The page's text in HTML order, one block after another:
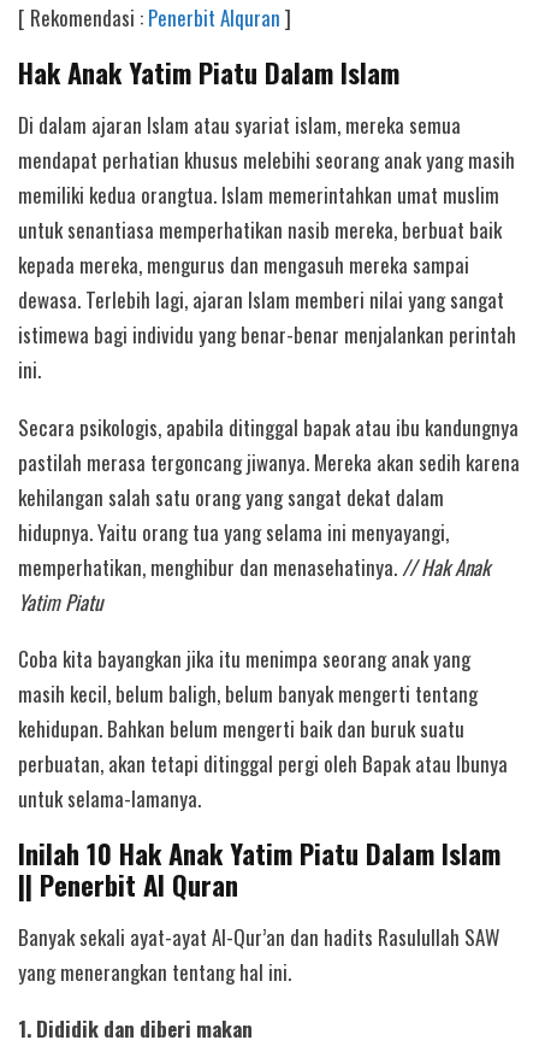
[ Rekomendasi : Penerbit Alquran ]
Hak Anak Yatim Piatu Dalam Islam
Di dalam ajaran Islam atau syariat islam, mereka semua
mendapat perhatian khusus melebihi seorang anak yang masih
memiliki kedua orangtua. Islam memerintahkan umat muslim
untuk senantiasa memperhatikan nasib mereka, berbuat baik
kepada mereka, mengurus dan mengasuh mereka sampai
dewasa. Terlebih lagi, ajaran Islam memberi nilai yang sangat
istimewa bagi individu yang benar-benar menjalankan perintah
ini.
Secara psikologis, apabila ditinggal bapak atau ibu kandungnya
pastilah merasa tergoncang jiwanya. Mereka akan sedih karena
kehilangan salah satu orang yang sangat dekat dalam
hidupnya. Yaitu orang tua yang selama ini menyayangi,
memperhatikan, menghibur dan menasehatinya. // Hak Anak
Yatim Piatu
Coba kita bayangkan jika itu menimpa seorang anak yang
masih kecil, belum baligh, belum banyak mengerti tentang
kehidupan. Bahkan belum mengerti baik dan buruk suatu
perbuatan, akan tetapi ditinggal pergi oleh Bapak atau Ibunya
untuk selama-lamanya.
Inilah 10 Hak Anak Yatim Piatu Dalam Islam
|| Penerbit Al Quran
Banyak sekali ayat-ayat Al-Qur’an dan hadits Rasulullah SAW
yang menerangkan tentang hal ini.
1. Dididik dan diberi makan